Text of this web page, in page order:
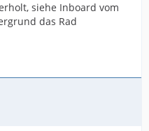
siehe Inboard vom
das Rad